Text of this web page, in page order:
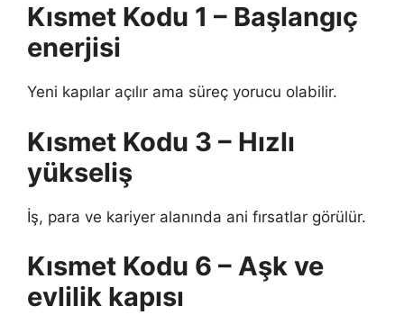
Kısmet Kodu 1 – Başlangıç
enerjisi
Yeni kapılar açılır ama süreç yorucu olabilir.
Kısmet Kodu 3 – Hızlı
yükseliş
İş, para ve kariyer alanında ani fırsatlar görülür.
Kısmet Kodu 6 – Aşk ve
evlilik kapısı